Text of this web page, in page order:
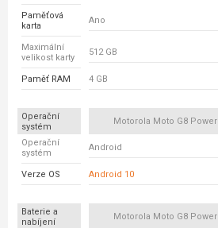
Paměťová
karta
Ano
Maximální
velikost karty
512 GB
Paměť RAM 4 GB
Operační
systém
Motorola Moto G8 Power
Operační
systém
Android
Verze OS Android 10
Baterie a
nabíjení
Motorola Moto G8 Power